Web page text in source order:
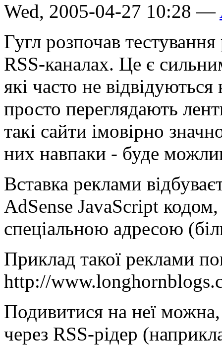
Wed, 2005-04-27 10:28 —
Гугл розпочав
RSS-каналах. Це є
які часто не
просто переглядають
такі сайти імовірно
них навпаки - буде
Вставка реклами
AdSense JavaScript
спеціальною адресою
Приклад такої реклами
http://
Подивитися на неї
через RSS-рідер